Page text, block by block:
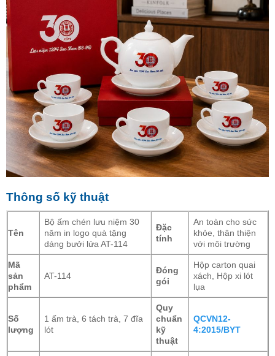
Thông số kỹ thuật
Tên
Bộ ấm chén lưu niệm 30
năm in logo quà tặng
dáng bưởi lửa AT-114
Đặc
tính
An toàn cho sức
khỏe, thân thiện
với môi trường
Mã
sản
phẩm
AT-114
Đóng
gói
Hộp carton quai
xách, Hộp xi lót
lụa
Số
lượng
1 ấm trà, 6 tách trà, 7 đĩa
lót
Quy
chuẩn
kỹ
thuật
QCVN12-
4:2015/BYT